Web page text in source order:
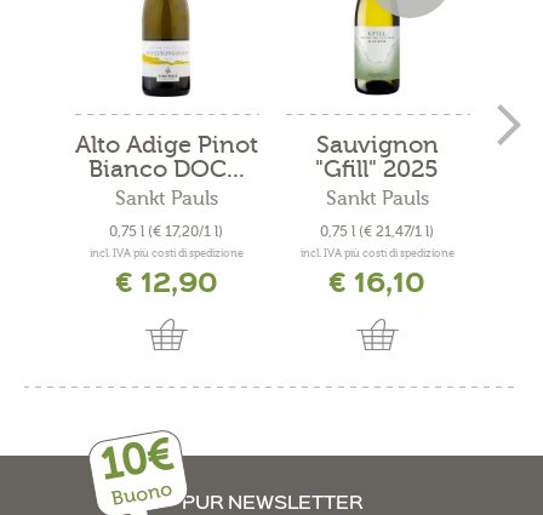
Alto Adige Pinot
Bianco DOC...
Sankt Pauls
0,75 l (€ 17,20/1 l)
incl. IVA più costi di spedizione
€ 12,90
Sauvignon
"Gfill" 2025
Sankt Pauls
0,75 l (€ 21,47/1 l)
incl. IVA più costi di spedizione
€ 16,10
10€
Buono PUR NEWSLETTER